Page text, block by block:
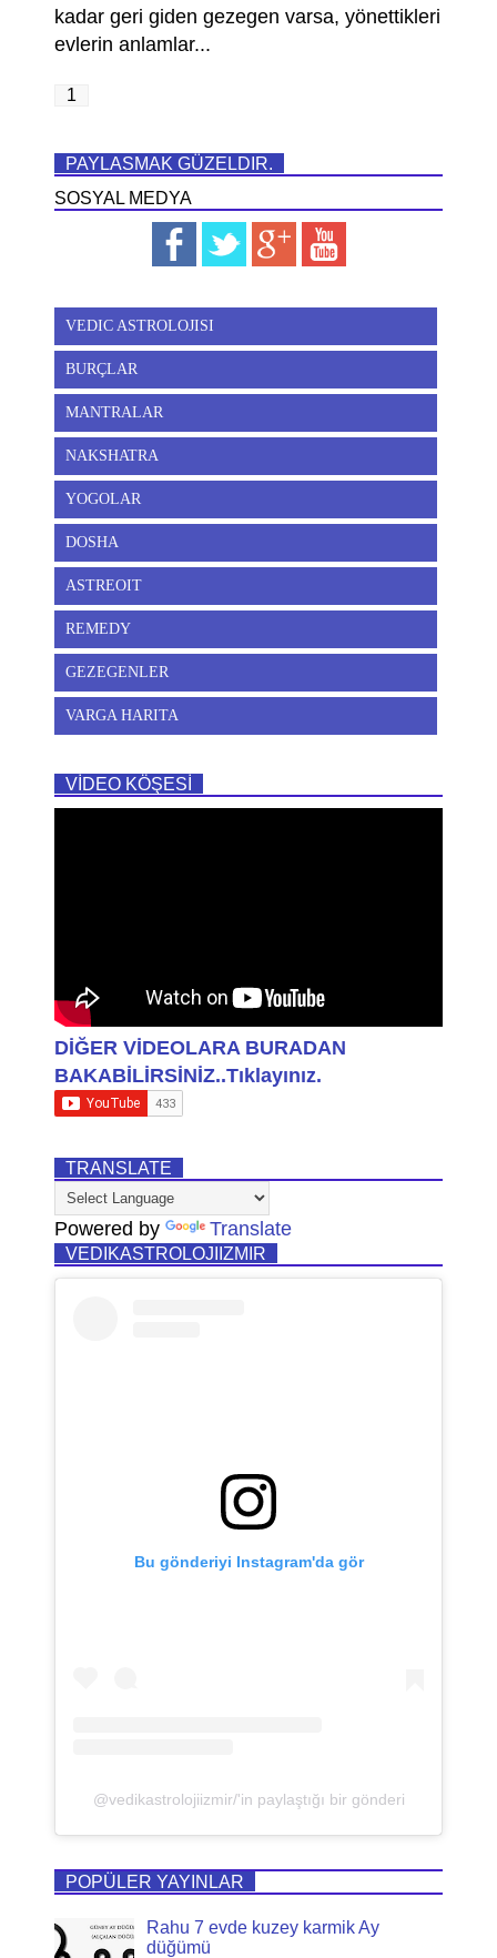
kadar geri giden gezegen varsa, yönettikleri
evlerin anlamlar...
1
PAYLASMAK GÜZELDIR.
SOSYAL MEDYA
VEDIC ASTROLOJISI
BURÇLAR
MANTRALAR
NAKSHATRA
YOGOLAR
DOSHA
ASTREOIT
REMEDY
GEZEGENLER
VARGA HARITA
VİDEO KÖŞESİ
DİĞER VİDEOLARA BURADAN
BAKABİLİRSİNİZ..Tıklayınız.
TRANSLATE
Powered by Translate
VEDIKASTROLOJIIZMIR
Bu gönderiyi Instagram'da gör
@vedikastrolojiizmir/'in paylaştığı bir gönderi
POPÜLER YAYINLAR
Rahu 7 evde kuzey karmik Ay
düğümü